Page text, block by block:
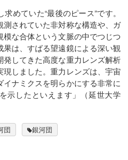
めていた“最後のピース”です。
されていた非対称な構造や、ガ
模な合体という文脈の中でつじつ
果は、すばる望遠鏡による深い観
してきた高度な重力レンズ解析
現しました。重力レンズは、宇宙
ナミクスを明らかにする非常に
示したといえます」（延世大学
団
銀河団